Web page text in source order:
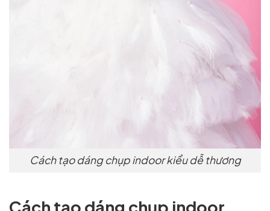
Cách tạo dáng chụp indoor kiểu dễ thương